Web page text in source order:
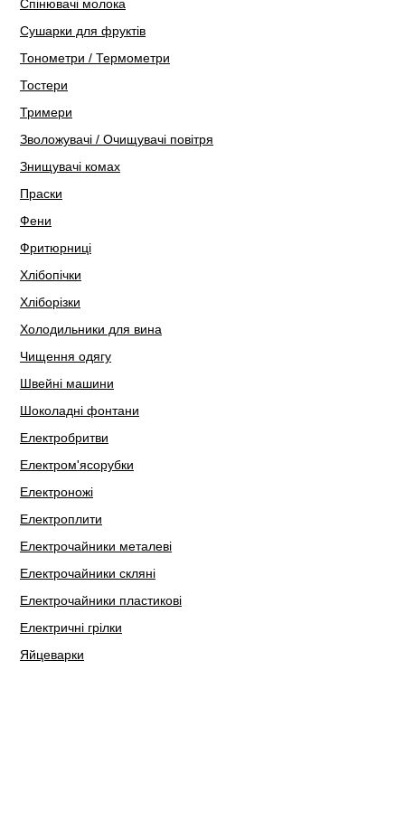
Спінювачі молока
Сушарки для фруктів
Тонометри / Термометри
Тостери
Тримери
Зволожувачі / Очищувачі повітря
Знищувачі комах
Праски
Фени
Фритюрниці
Хлібопічки
Хліборізки
Холодильники для вина
Чищення одягу
Швейні машини
Шоколадні фонтани
Електробритви
Електром'ясорубки
Електроножі
Електроплити
Електрочайники металеві
Електрочайники скляні
Електрочайники пластикові
Електричні грілки
Яйцеварки